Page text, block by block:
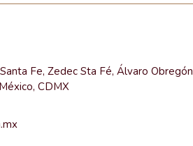
Fe, Zedec Sta Fé, Álvaro Obregón
CDMX